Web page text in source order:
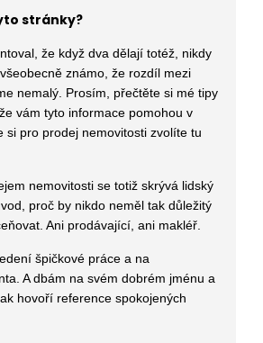
stránky?
že když dva dělají totéž, nikdy
známo, že rozdíl mezi
nemalý. Prosím, přečtěte si mé tipy
vám tyto informace pomohou v
si pro prodej nemovitosti zvolíte tu
nemovitosti se totiž skrývá lidský
proč by nikdo neměl tak důležitý
Ani prodávající, ani makléř.
špičkové práce a na
A dbám na svém dobrém jménu a
hovoří reference spokojených